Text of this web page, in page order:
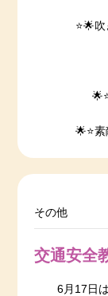
⭐️🌟
🌟⭐️
その他
交通安全
6月17日